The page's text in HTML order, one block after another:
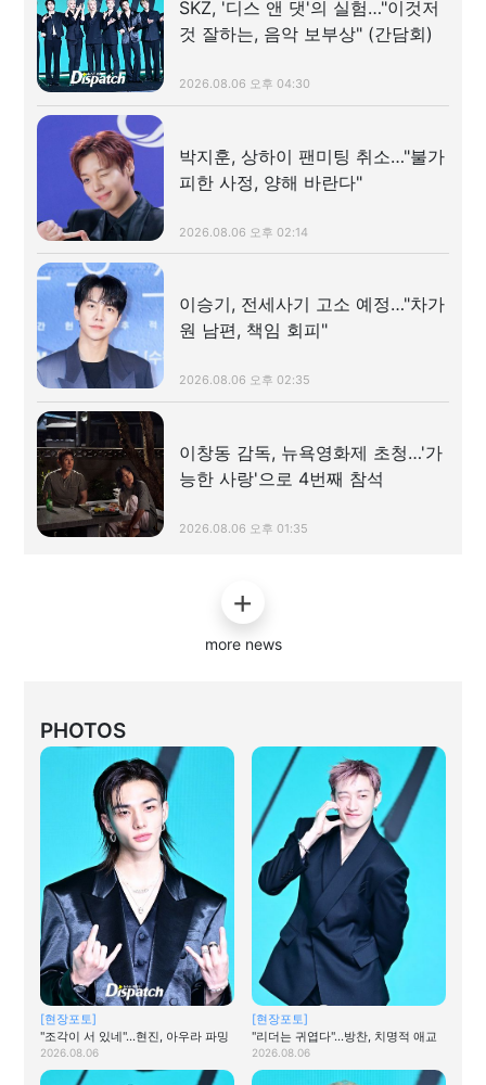
SKZ, '디스 앤 댓'의 실험…"이것저
것 잘하는, 음악 보부상" (간담회)
2026.08.06 오후 04:30
박지훈, 상하이 팬미팅 취소…"불가
피한 사정, 양해 바란다"
2026.08.06 오후 02:14
이승기, 전세사기 고소 예정…"차가
원 남편, 책임 회피"
2026.08.06 오후 02:35
이창동 감독, 뉴욕영화제 초청…'가
능한 사랑'으로 4번째 참석
2026.08.06 오후 01:35
more news
PHOTOS
[현장포토]
"조각이 서 있네"…현진, 아우라 파밍
2026.08.06
[현장포토]
"리더는 귀엽다"…방찬, 치명적 애교
2026.08.06